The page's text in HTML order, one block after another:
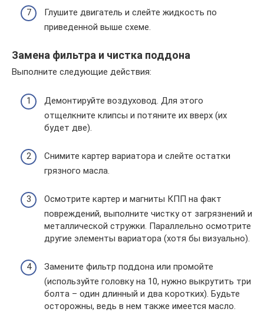
Глушите двигатель и слейте жидкость по
приведенной выше схеме.
Замена фильтра и чистка поддона
Выполните следующие действия:
Демонтируйте воздуховод. Для этого
отщелкните клипсы и потяните их вверх (их
будет две).
Снимите картер вариатора и слейте остатки
грязного масла.
Осмотрите картер и магниты КПП на факт
повреждений, выполните чистку от загрязнений и
металлической стружки. Параллельно осмотрите
другие элементы вариатора (хотя бы визуально).
Замените фильтр поддона или промойте
(используйте головку на 10, нужно выкрутить три
болта – один длинный и два коротких). Будьте
осторожны, ведь в нем также имеется масло.